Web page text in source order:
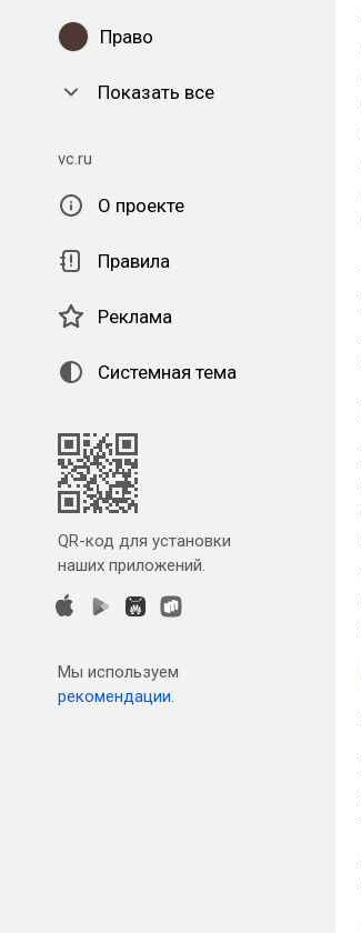
Право
Показать все
vc.ru
О проекте
Правила
Реклама
Системная тема
QR-код для установки
наших приложений.
Мы используем
рекомендации.